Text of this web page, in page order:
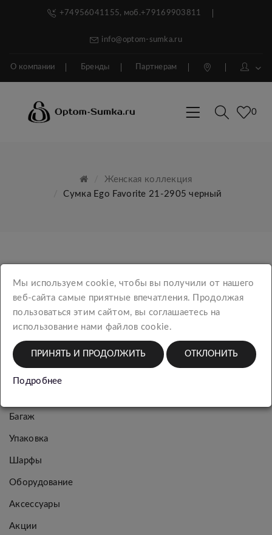
+74956041155, моб.+79169903811
info@optom-sumka.ru
О компании Бренды Партнерам
0
Женская коллекция
Сумка Ego Favorite 21-2905 черный
КАТЕГОРИИ
Женская
коллекция
Мужская
Багаж
Упаковка
Шарфы
Оборудование
Аксессуары
Акции
Мы используем cookie, чтобы вы получили от нашего
веб-сайта самые приятные впечатления. Продолжая
пользоваться этим сайтом, вы соглашаетесь на
использование нами файлов cookie.
ПРИНЯТЬ И ПРОДОЛЖИТЬ ОТКЛОНИТЬ
Подробнее